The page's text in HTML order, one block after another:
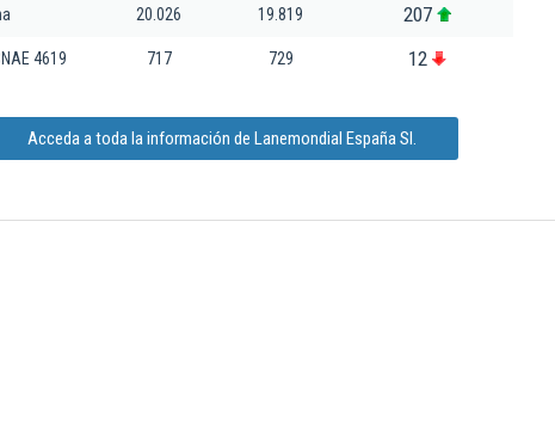
20.026 19.819 207
4619 717 729 12
Acceda a toda la información de Lanemondial España Sl.